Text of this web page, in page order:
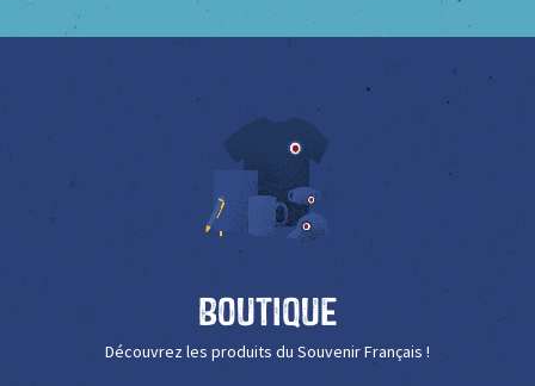
Boutique
Découvrez les produits du Souvenir Français !